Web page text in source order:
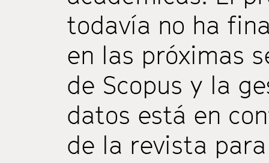
todavía no ha
en las próximas
de Scopus y la
datos está en
de la revista